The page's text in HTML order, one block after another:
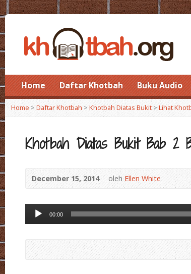
Home Daftar Khotbah Buku Audio
Home > Daftar Khotbah> Khotbah Diatas Bukit>Lihat
Khotbah Diatas Bukit Bab 2
December 15, 2014 olehEllen White
Audio
Player
00:00